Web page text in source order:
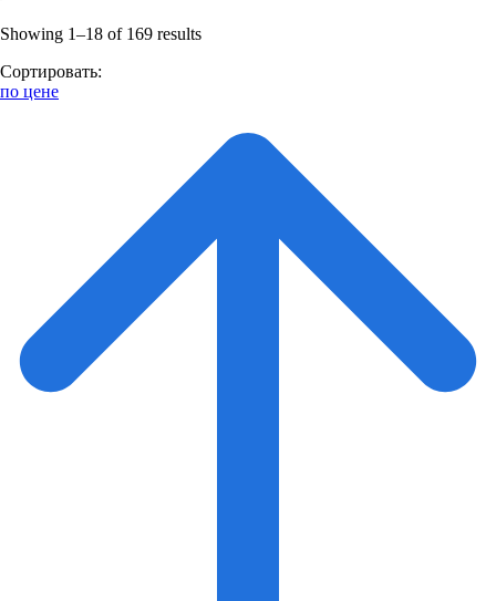
Showing 1–18 of 169 results
Сортировать:
по цене